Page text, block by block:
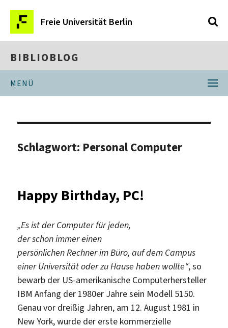
Freie Universität Berlin
BIBLIOBLOG
MENÜ
Schlagwort: Personal Computer
Happy Birthday, PC!
„Es ist der Computer für jeden,
der schon immer einen
persönlichen Rechner im Büro, auf dem Campus
einer Universität oder zu Hause haben wollte“, so
bewarb der US-amerikanische Computerhersteller
IBM Anfang der 1980er Jahre sein Modell 5150.
Genau vor dreißig Jahren, am 12. August 1981 in
New York, wurde der erste kommerzielle